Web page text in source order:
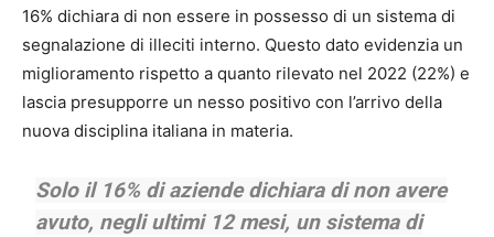
16% dichiara di non essere in possesso di un sistema di
segnalazione di illeciti interno. Questo dato evidenzia un
miglioramento rispetto a quanto rilevato nel 2022 (22%) e
lascia presupporre un nesso positivo con l’arrivo della
nuova disciplina italiana in materia.
Solo il 16% di aziende dichiara di non avere
avuto, negli ultimi 12 mesi, un sistema di